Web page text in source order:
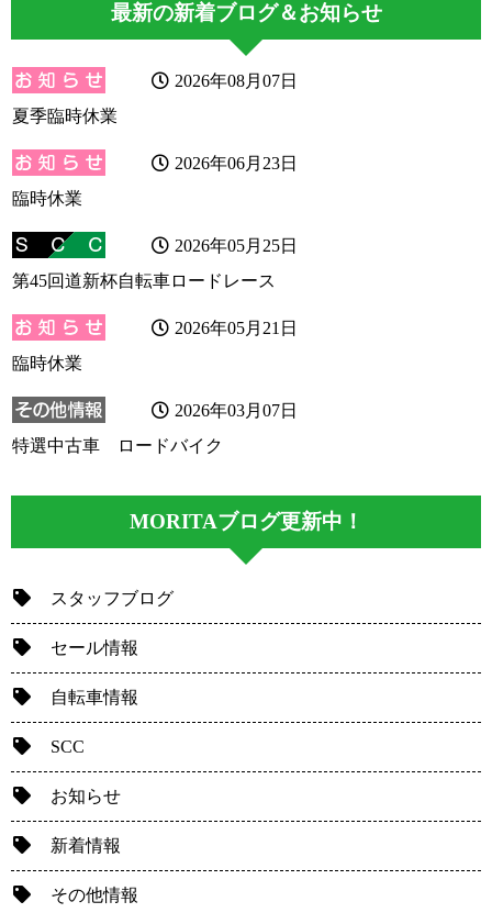
最新の新着ブログ＆お知らせ
2026年08月07日
夏季臨時休業
2026年06月23日
臨時休業
2026年05月25日
第45回道新杯自転車ロードレース
2026年05月21日
臨時休業
2026年03月07日
特選中古車 ロードバイク
MORITAブログ更新中！
スタッフブログ
セール情報
自転車情報
SCC
お知らせ
新着情報
その他情報